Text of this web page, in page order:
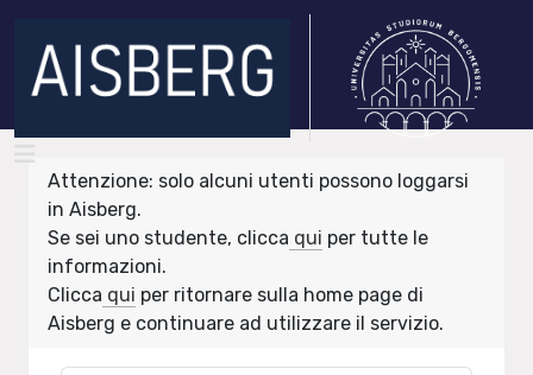
Attenzione: solo alcuni utenti possono loggarsi
in Aisberg.
Se sei uno studente, clicca qui per tutte le
informazioni.
Clicca qui per ritornare sulla home page di
Aisberg e continuare ad utilizzare il servizio.